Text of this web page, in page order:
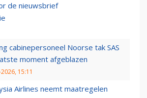
de nieuwsbrief
cabinepersoneel Noorse tak SAS
moment afgeblazen
15:11
Airlines neemt maatregelen